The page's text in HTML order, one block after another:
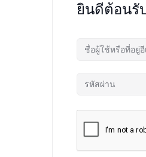
ยินดีต้อนรั